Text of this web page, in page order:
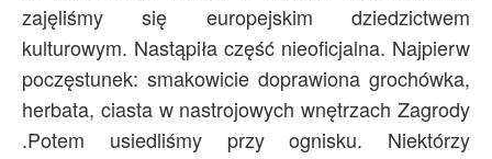
zajęliśmy się europejskim dziedzictwem
kulturowym. Nastąpiła część nieoficjalna. Najpierw
poczęstunek: smakowicie doprawiona grochówka,
herbata, ciasta w nastrojowych wnętrzach Zagrody
.Potem usiedliśmy przy ognisku. Niektórzy